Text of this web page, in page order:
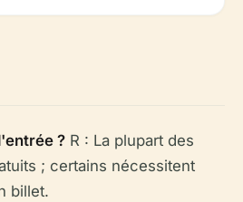
? R : La plupart des
; certains nécessitent
billet.